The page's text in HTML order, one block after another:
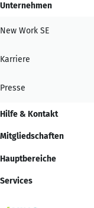
Unternehmen
New Work SE
Karriere
Presse
Hilfe & Kontakt
Mitgliedschaften
Hauptbereiche
Services